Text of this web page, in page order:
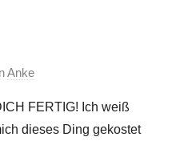
Anke
FERTIG! Ich weiß
dieses Ding gekostet